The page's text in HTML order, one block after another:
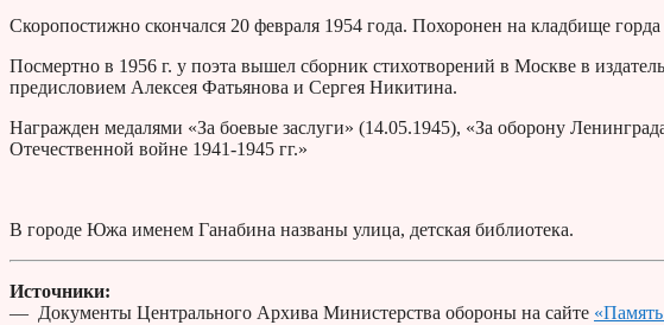
Скоропостижно скончался 20 февраля 1954 года. Похоронен на кладбище
Посмертно в 1956 г. у поэта вышел сборник стихотворений в Москве в
предисловием Алексея Фатьянова и Сергея Никитина.
Награжден медалями «За боевые заслуги» (14.05.1945), «За оборону
Отечественной войне 1941-1945 гг.»
В городе Южа именем Ганабина названы улица, детская библиотека.
Источники:
— Документы Центрального Архива Министерства обороны на сайте